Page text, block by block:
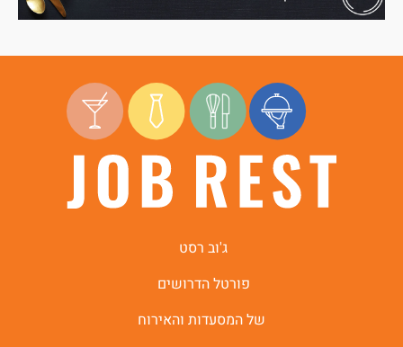
ג'וב רסט
פורטל הדרושים
של המסעדות והאירוח